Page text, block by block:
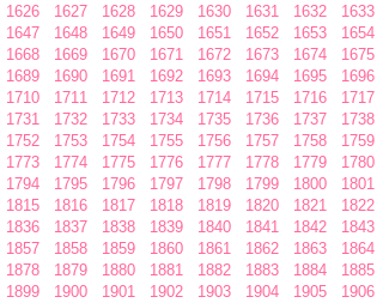
1626 1627 1628 1629 1630 1631 1632 1633
1647 1648 1649 1650 1651 1652 1653 1654
1668 1669 1670 1671 1672 1673 1674 1675
1689 1690 1691 1692 1693 1694 1695 1696
1710 1711 1712 1713 1714 1715 1716 1717
1731 1732 1733 1734 1735 1736 1737 1738
1752 1753 1754 1755 1756 1757 1758 1759
1773 1774 1775 1776 1777 1778 1779 1780
1794 1795 1796 1797 1798 1799 1800 1801
1815 1816 1817 1818 1819 1820 1821 1822
1836 1837 1838 1839 1840 1841 1842 1843
1857 1858 1859 1860 1861 1862 1863 1864
1878 1879 1880 1881 1882 1883 1884 1885
1899 1900 1901 1902 1903 1904 1905 1906